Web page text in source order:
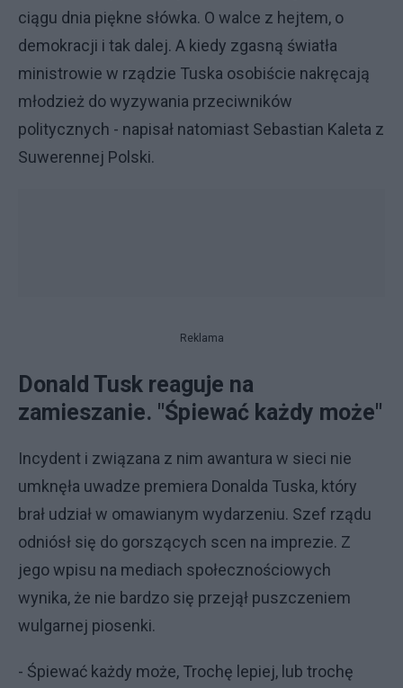
ciągu dnia piękne słówka. O walce z hejtem, o
demokracji i tak dalej. A kiedy zgasną światła
ministrowie w rządzie Tuska osobiście nakręcają
młodzież do wyzywania przeciwników
politycznych - napisał natomiast Sebastian Kaleta z
Suwerennej Polski.
Reklama
Donald Tusk reaguje na
zamieszanie. "Śpiewać każdy może"
Incydent i związana z nim awantura w sieci nie
umknęła uwadze premiera Donalda Tuska, który
brał udział w omawianym wydarzeniu. Szef rządu
odniósł się do gorszących scen na imprezie. Z
jego wpisu na mediach społecznościowych
wynika, że nie bardzo się przejął puszczeniem
wulgarnej piosenki.
- Śpiewać każdy może, Trochę lepiej, lub trochę